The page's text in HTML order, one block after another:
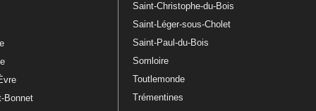
Bonnet
Saint-Christophe-du-Bois
Saint-Léger-sous-Cholet
Saint-Paul-du-Bois
Somloire
Toutlemonde
Trémentines